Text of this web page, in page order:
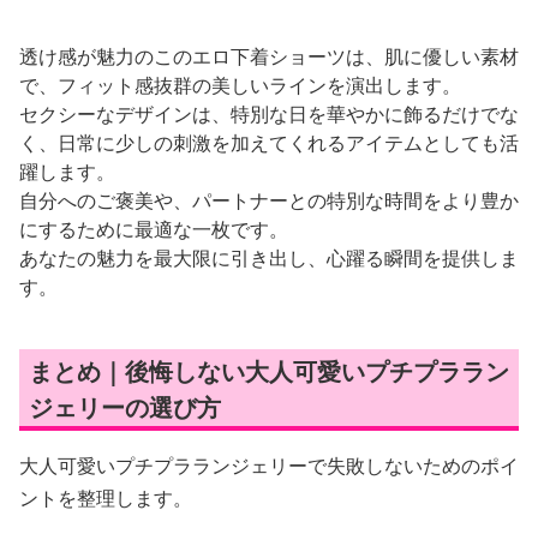
透け感が魅力のこのエロ下着ショーツは、肌に優しい素材
で、フィット感抜群の美しいラインを演出します。
セクシーなデザインは、特別な日を華やかに飾るだけでな
く、日常に少しの刺激を加えてくれるアイテムとしても活
躍します。
自分へのご褒美や、パートナーとの特別な時間をより豊か
にするために最適な一枚です。
あなたの魅力を最大限に引き出し、心躍る瞬間を提供しま
す。
まとめ｜後悔しない大人可愛いプチプララン
ジェリーの選び方
大人可愛いプチプラランジェリーで失敗しないためのポイ
ントを整理します。